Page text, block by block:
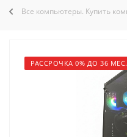
Все компьютеры. Купить
РАССРОЧКА 0% ДО 36 МЕС.